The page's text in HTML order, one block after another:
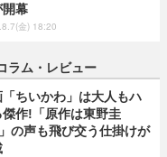
開幕
金) 18:20
ラム・レビュー
「ちいかわ」は大人もハ
傑作!「原作は東野圭
の声も飛び交う仕掛けが